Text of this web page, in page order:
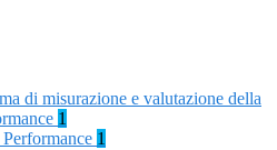
di misurazione e valutazione della
1
1